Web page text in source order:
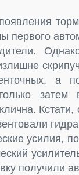
первого
а
усилия,
получили